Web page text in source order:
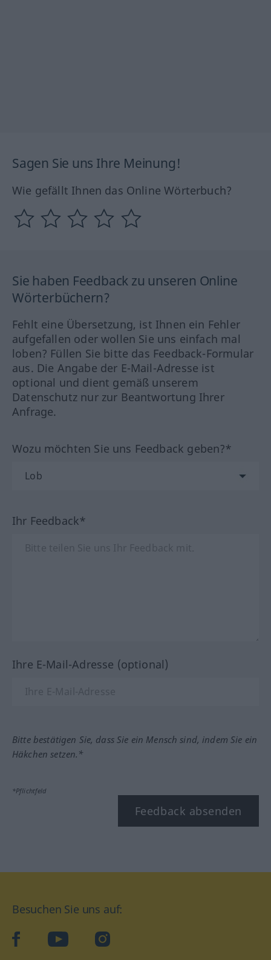
Sagen Sie uns Ihre Meinung!
Wie gefällt Ihnen das Online Wörterbuch?
Sie haben Feedback zu unseren Online
Wörterbüchern?
Fehlt eine Übersetzung, ist Ihnen ein Fehler
aufgefallen oder wollen Sie uns einfach mal
loben? Füllen Sie bitte das Feedback-Formular
aus. Die Angabe der E-Mail-Adresse ist
optional und dient gemäß unserem
Datenschutz nur zur Beantwortung Ihrer
Anfrage.
Wozu möchten Sie uns Feedback geben?*
Ihr Feedback*
Ihre E-Mail-Adresse (optional)
Bitte bestätigen Sie, dass Sie ein Mensch sind, indem Sie ein
Häkchen setzen.*
*Pflichtfeld
Feedback absenden
Besuchen Sie uns auf:
facebookYouTube Instagram